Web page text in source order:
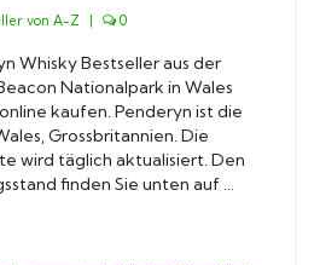
von A-Z | 0
Whisky Bestseller aus der
Nationalpark in Wales
kaufen. Penderyn ist die
Grossbritannien. Die
wird täglich aktualisiert. Den
finden Sie unten auf …